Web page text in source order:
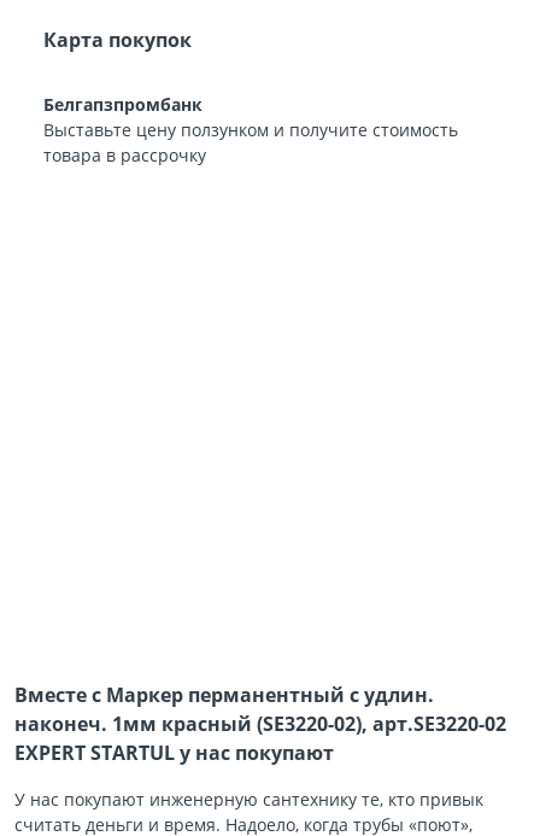
Карта покупок
Белгапзпромбанк
Выставьте цену ползунком и получите стоимость
товара в рассрочку
Вместе с Маркер перманентный с удлин.
наконеч. 1мм красный (SE3220-02), арт.SE3220-02
EXPERT STARTUL у нас покупают
У нас покупают инженерную сантехнику те, кто привык
считать деньги и время. Надоело, когда трубы «поют»,